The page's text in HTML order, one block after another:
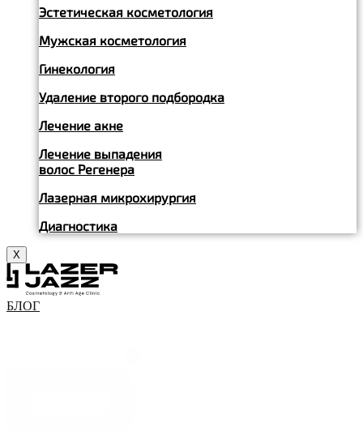
Эстетическая косметология
Мужская косметология
Гинекология
Удаление второго подбородка
Лечение акне
Лечение выпадения
волос Регенера
Лазерная микрохирургия
Диагностика
X
БЛОГ